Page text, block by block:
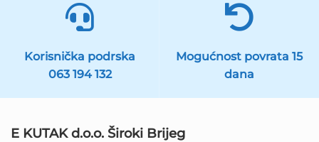
Korisnička podrska
063 194 132
Mogućnost povrata 15
dana
E KUTAK d.o.o. Široki Brijeg